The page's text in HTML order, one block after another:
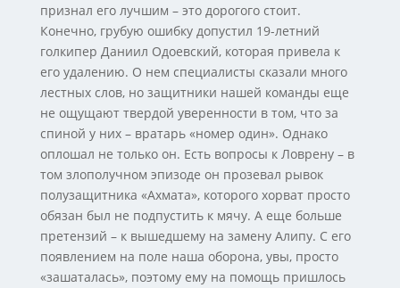
признал его лучшим – это дорогого стоит.
Конечно, грубую ошибку допустил 19-летний
голкипер Даниил Одоевский, которая привела к
его удалению. О нем специалисты сказали много
лестных слов, но защитники нашей команды еще
не ощущают твердой уверенности в том, что за
спиной у них – вратарь «номер один». Однако
оплошал не только он. Есть вопросы к Ловрену – в
том злополучном эпизоде он прозевал рывок
полузащитника «Ахмата», которого хорват просто
обязан был не подпустить к мячу. А еще больше
претензий – к вышедшему на замену Алипу. С его
появлением на поле наша оборона, увы, просто
«зашаталась», поэтому ему на помощь пришлось